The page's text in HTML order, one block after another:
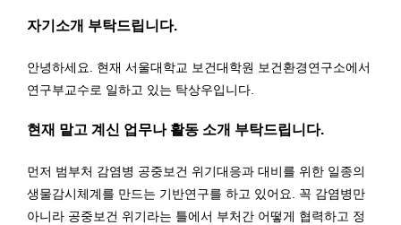
자기소개 부탁드립니다.
안녕하세요. 현재 서울대학교 보건대학원 보건환경연구소에서
연구부교수로 일하고 있는 탁상우입니다.
현재 맡고 계신 업무나 활동 소개 부탁드립니다.
먼저 범부처 감염병 공중보건 위기대응과 대비를 위한 일종의
생물감시체계를 만드는 기반연구를 하고 있어요. 꼭 감염병만
아니라 공중보건 위기라는 틀에서 부처간 어떻게 협력하고 정